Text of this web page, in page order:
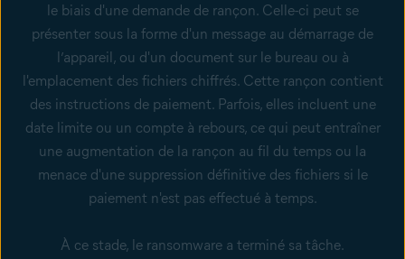
le biais d'une demande de rançon. Celle-ci peut se
présenter sous la forme d'un message au démarrage de
l’appareil, ou d'un document sur le bureau ou à
l'emplacement des fichiers chiffrés. Cette rançon contient
des instructions de paiement. Parfois, elles incluent une
date limite ou un compte à rebours, ce qui peut entraîner
une augmentation de la rançon au fil du temps ou la
menace d'une suppression définitive des fichiers si le
paiement n'est pas effectué à temps.
À ce stade, le ransomware a terminé sa tâche.